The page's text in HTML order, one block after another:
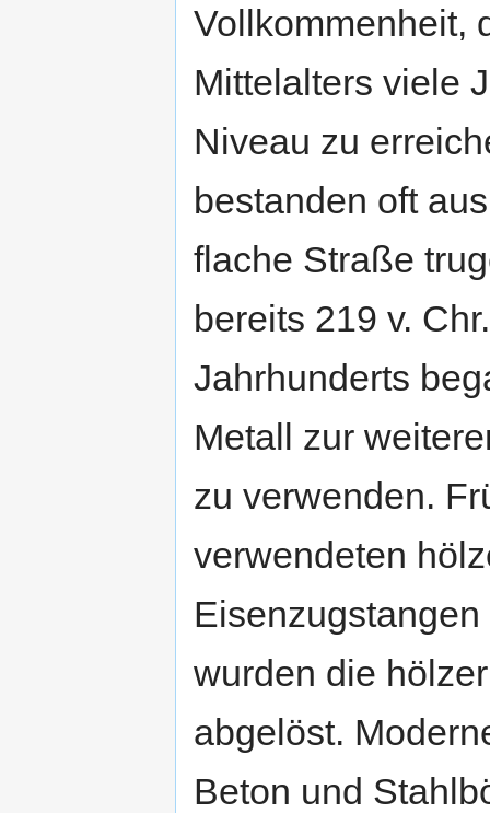
Vollkommenheit,
Mittelalters viele
Niveau zu
bestanden oft
flache Straße
bereits 219 v.
Jahrhunderts
Metall zur
zu verwenden.
verwendeten
wurden die
abgelöst.
Beton und